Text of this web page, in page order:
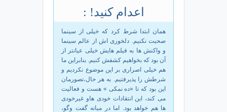
اعدام کنید! :
همان ابتدا شرط کرد که خیلی از سینما
صحبت نکنیم. دلخوری اش از عالم سینما
و واکنش ها به فیلم هایش خیلی عیانتر از
آن بود که بخواهیم کشفش کنیم. بنابراین ما
هم خیلی اصراری بر این موضوع نکردیم و
شرطش را پذیرفتیم. به هر حال،تصورمان
این بود که تا «ده نمکی » هست و فعالیت
می کند، این انتقادات خودی هاو غیرخودی
ها هم خواهد بود. اما در میانه گفت وگو،